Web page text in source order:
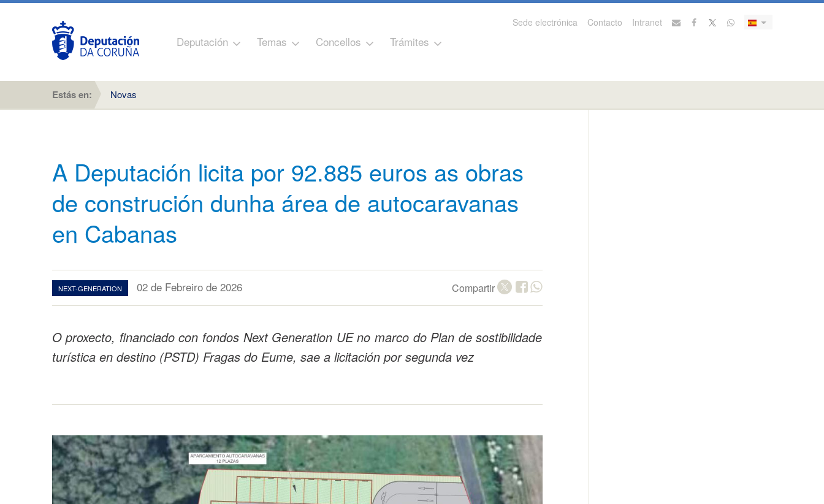
Sede electrónica Contacto Intranet
Deputación Temas Concellos Trámites
Estás en: Novas
A Deputación licita por 92.885 euros as obras
de construción dunha área de autocaravanas
en Cabanas
NEXT-GENERATION 02 de Febreiro de 2026 Compartir
O proxecto, financiado con fondos Next Generation UE no marco do Plan de sostibilidade
turística en destino (PSTD) Fragas do Eume, sae a licitación por segunda vez